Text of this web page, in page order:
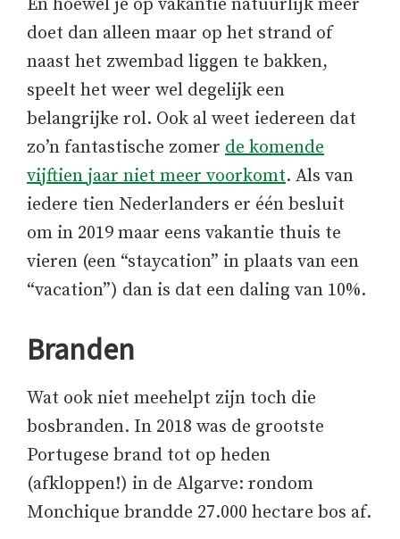
En hoewel je op vakantie natuurlijk meer
doet dan alleen maar op het strand of
naast het zwembad liggen te bakken,
speelt het weer wel degelijk een
belangrijke rol. Ook al weet iedereen dat
zo’n fantastische zomer de komende
vijftien jaar niet meer voorkomt. Als van
iedere tien Nederlanders er één besluit
om in 2019 maar eens vakantie thuis te
vieren (een “staycation” in plaats van een
“vacation”) dan is dat een daling van 10%.
Branden
Wat ook niet meehelpt zijn toch die
bosbranden. In 2018 was de grootste
Portugese brand tot op heden
(afkloppen!) in de Algarve: rondom
Monchique brandde 27.000 hectare bos af.